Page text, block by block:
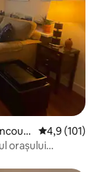
Scor mediu
4,9 (101)
orașului